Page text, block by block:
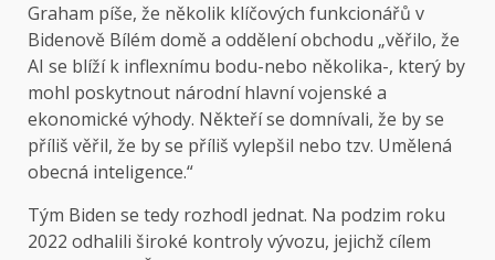
Graham píše, že několik klíčových funkcionářů v
Bidenově Bílém domě a oddělení obchodu „věřilo, že
AI se blíží k inflexnímu bodu-nebo několika-, který by
mohl poskytnout národní hlavní vojenské a
ekonomické výhody. Někteří se domnívali, že by se
příliš věřil, že by se příliš vylepšil nebo tzv. Umělená
obecná inteligence.“
Tým Biden se tedy rozhodl jednat. Na podzim roku
2022 odhalili široké kontroly vývozu, jejichž cílem